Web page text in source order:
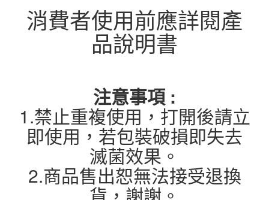
消費者使用前應詳閱產
品說明書
注意事項 :
1.禁止重複使用，打開後請立
即使用，若包裝破損即失去
滅菌效果。
2.商品售出恕無法接受退換